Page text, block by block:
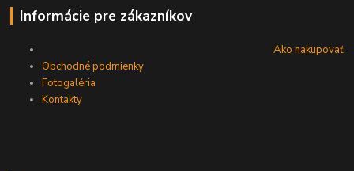
Informácie pre zákazníkov
Ako nakupovať
Obchodné podmienky
Fotogaléria
Kontakty